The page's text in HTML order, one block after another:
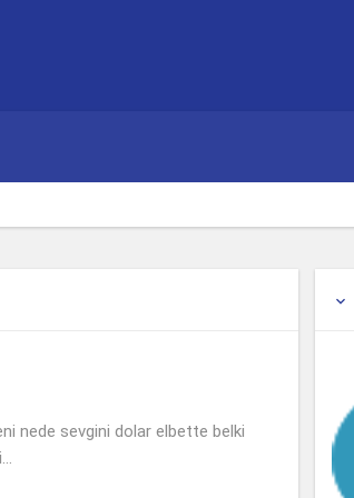
nede sevgini dolar elbette belki
